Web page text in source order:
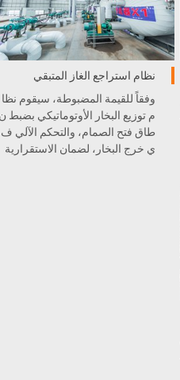
نظام استراجع الغاز المتبقي
وفقاً للقيمة المضبوطة، سيقوم نظا
م توزيع البخار الأوتوماتيكي بضبط
طاق فتح الصمام، والتحكم الآلي ف
ي خرج البخار، لضمان الاستقرارية